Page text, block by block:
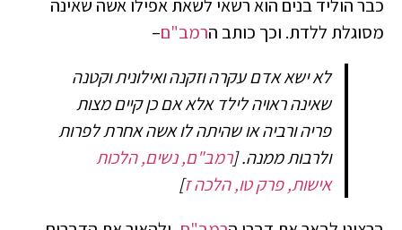
כבר הוליד בנים הוא רשאי לשאת אפילו אשה שאינה
מסוגלת ללדת. וכך כותב הרמב"ם–
לא ישא אדם עקרה וזקנה ואילונית וקטנה
שאינה ראויה לילד אלא אם כן קיים מצות
פריה ורביה או שהיתה לו אשה אחרת לפרות
ולרבות ממנה.[רמב"ם, נשים, הלכות
אישות, פרק טו, הלכה ז]